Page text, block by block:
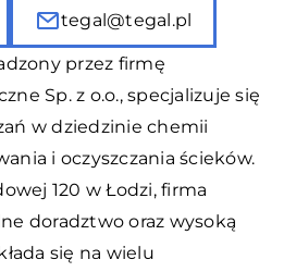
tegal@tegal.pl
przez firmę
Sp. z o.o., specjalizuje się
w dziedzinie chemii
i oczyszczania ścieków.
120 w Łodzi, firma
doradztwo oraz wysoką
się na wielu